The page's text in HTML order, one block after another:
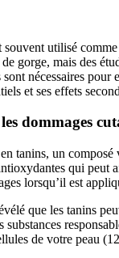
souvent utilisé
gorge, mais des
nécessaires pour
et ses effets
dommages
tanins, un
qui peut
lorsqu’il est
que les tanins
substances
de votre peau